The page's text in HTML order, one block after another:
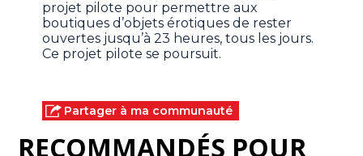
projet pilote pour permettre aux
boutiques d’objets érotiques de rester
ouvertes jusqu’à 23 heures, tous les jours.
Ce projet pilote se poursuit.
Partager à ma communauté
RECOMMANDÉS POUR